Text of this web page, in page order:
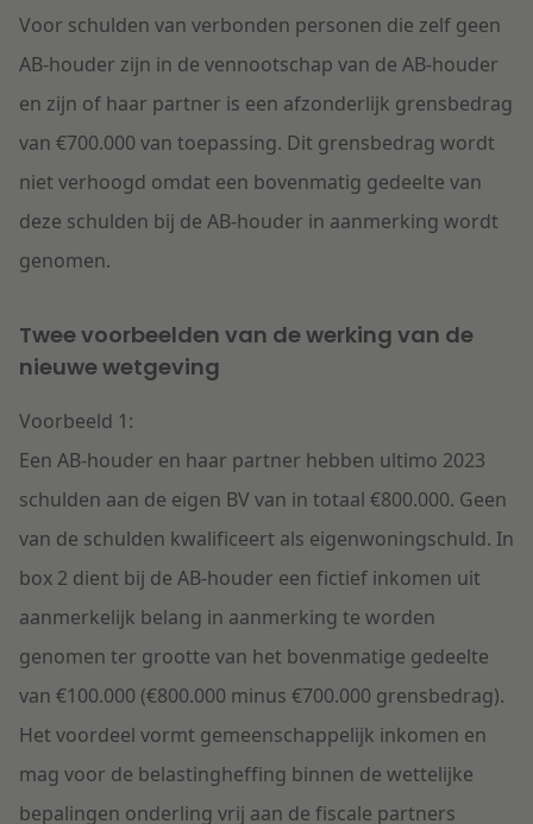
Voor schulden van verbonden personen die zelf geen
AB-houder zijn in de vennootschap van de AB-houder
en zijn of haar partner is een afzonderlijk grensbedrag
van €700.000 van toepassing. Dit grensbedrag wordt
niet verhoogd omdat een bovenmatig gedeelte van
deze schulden bij de AB-houder in aanmerking wordt
genomen.
Twee voorbeelden van de werking van de
nieuwe wetgeving
Voorbeeld 1:
Een AB-houder en haar partner hebben ultimo 2023
schulden aan de eigen BV van in totaal €800.000. Geen
van de schulden kwalificeert als eigenwoningschuld. In
box 2 dient bij de AB-houder een fictief inkomen uit
aanmerkelijk belang in aanmerking te worden
genomen ter grootte van het bovenmatige gedeelte
van €100.000 (€800.000 minus €700.000 grensbedrag).
Het voordeel vormt gemeenschappelijk inkomen en
mag voor de belastingheffing binnen de wettelijke
bepalingen onderling vrij aan de fiscale partners